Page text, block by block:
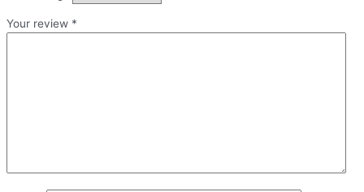
Your review *